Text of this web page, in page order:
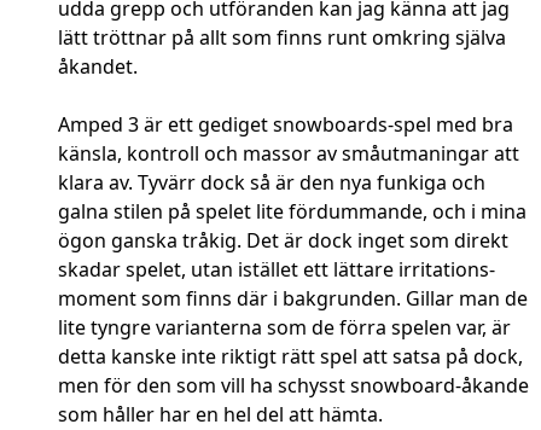
udda grepp och utföranden kan jag känna att jag
lätt tröttnar på allt som finns runt omkring själva
åkandet.
Amped 3 är ett gediget snowboards-spel med bra
känsla, kontroll och massor av småutmaningar att
klara av. Tyvärr dock så är den nya funkiga och
galna stilen på spelet lite fördummande, och i mina
ögon ganska tråkig. Det är dock inget som direkt
skadar spelet, utan istället ett lättare irritations-
moment som finns där i bakgrunden. Gillar man de
lite tyngre varianterna som de förra spelen var, är
detta kanske inte riktigt rätt spel att satsa på dock,
men för den som vill ha schysst snowboard-åkande
som håller har en hel del att hämta.